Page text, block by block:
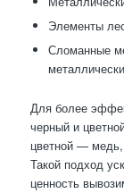
Элементы
Сломанные
Для более
черный и
цветной —
Такой подход
ценность